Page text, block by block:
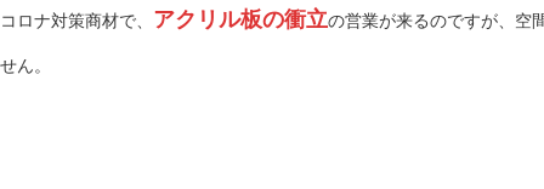
コロナ対策商材で、 アクリル板の衝立の営業が来るのですが、空
せん。